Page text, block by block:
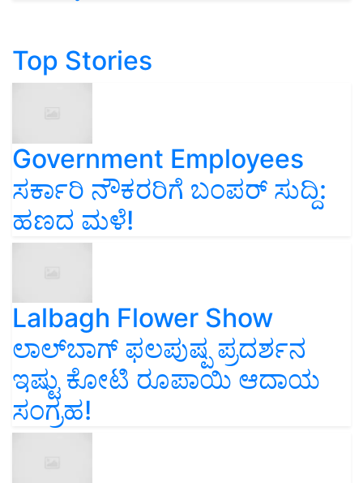
Top Stories
Government Employees
ಸರ್ಕಾರಿ ನೌಕರರಿಗೆ ಬಂಪರ್‌ ಸುದ್ದಿ:
ಹಣದ ಮಳೆ!
Lalbagh Flower Show
ಲಾಲ್‌ಬಾಗ್ ಫಲಪುಷ್ಪ ಪ್ರದರ್ಶನ
ಇಷ್ಟು ಕೋಟಿ ರೂಪಾಯಿ ಆದಾಯ
ಸಂಗ್ರಹ!